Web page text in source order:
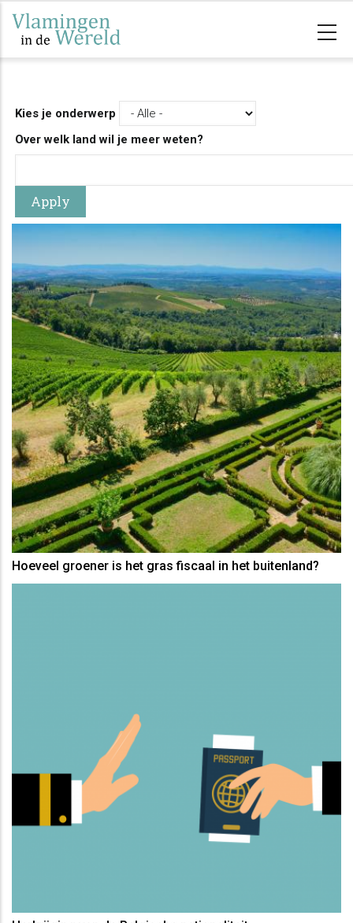
Overslaan
naar
gaan
Kies je onderwerp
Over welk land wil je meer weten?
Hoeveel groener is het gras fiscaal in het buitenland?